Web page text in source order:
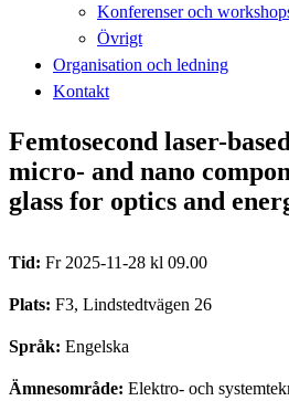
Konferenser och
Övrigt
Organisation och ledning
Kontakt
Femtosecond laser-
micro- and nano
glass for optics and
Tid: Fr 2025-11-28 kl 09.00
Plats: F3, Lindstedtvägen 26
Språk: Engelska
Ämnesområde: Elektro- och